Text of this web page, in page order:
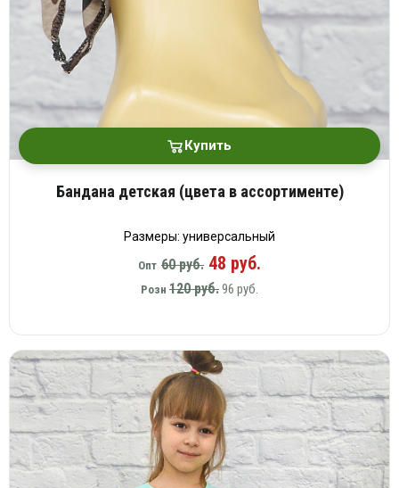
Купить
Бандана детская (цвета в ассортименте)
Размеры: универсальный
Опт 60 руб. 48 руб.
Розн 120 руб.96 руб.